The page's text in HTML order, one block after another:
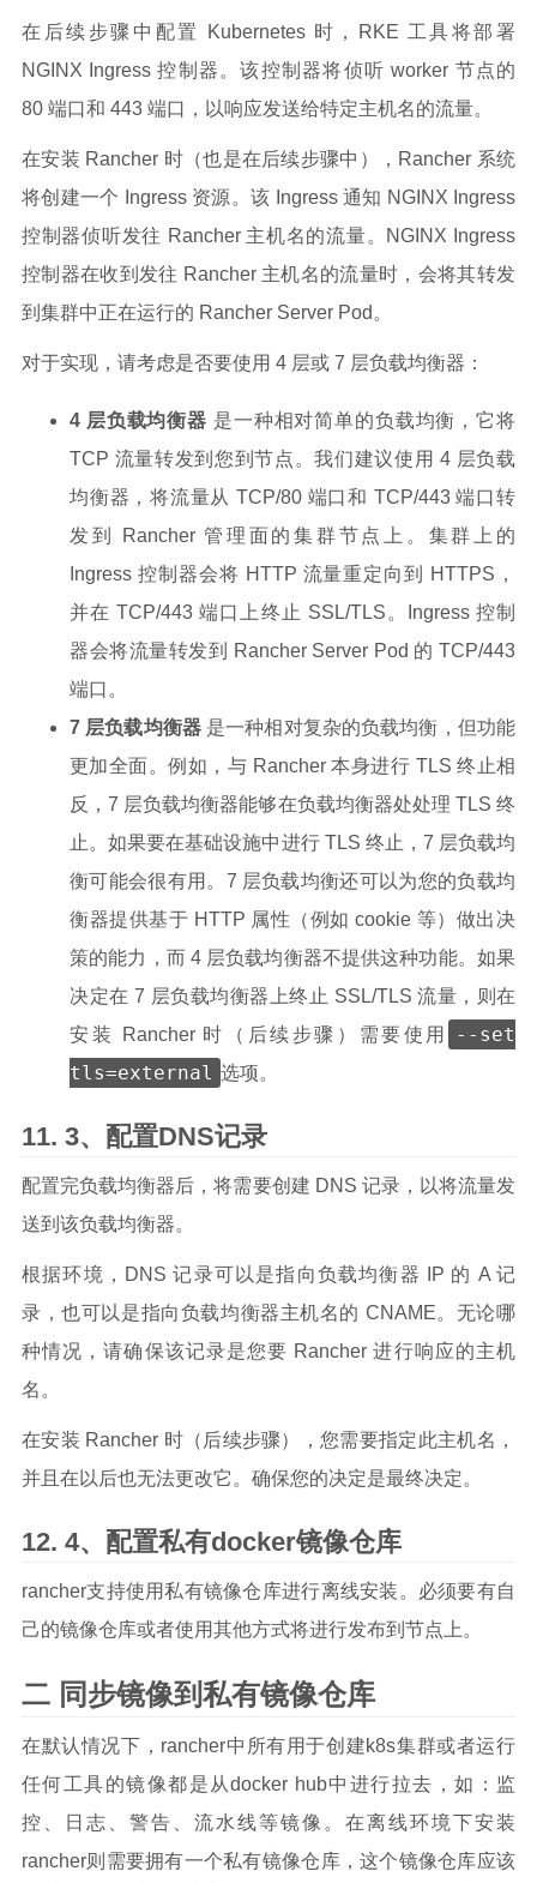
在后续步骤中配置 Kubernetes 时，RKE 工具将部署
NGINX Ingress 控制器。该控制器将侦听 worker 节点的
80 端口和 443 端口，以响应发送给特定主机名的流量。
在安装 Rancher 时（也是在后续步骤中），Rancher 系统
将创建一个 Ingress 资源。该 Ingress 通知 NGINX Ingress
控制器侦听发往 Rancher 主机名的流量。NGINX Ingress
控制器在收到发往 Rancher 主机名的流量时，会将其转发
到集群中正在运行的 Rancher Server Pod。
对于实现，请考虑是否要使用 4 层或 7 层负载均衡器：
4 层负载均衡器 是一种相对简单的负载均衡，它将
TCP 流量转发到您到节点。我们建议使用 4 层负载
均衡器，将流量从 TCP/80 端口和 TCP/443 端口转
发到 Rancher 管理面的集群节点上。集群上的
Ingress 控制器会将 HTTP 流量重定向到 HTTPS，
并在 TCP/443 端口上终止 SSL/TLS。Ingress 控制
器会将流量转发到 Rancher Server Pod 的 TCP/443
端口。
7 层负载均衡器是一种相对复杂的负载均衡，但功能
更加全面。例如，与 Rancher 本身进行 TLS 终止相
反，7 层负载均衡器能够在负载均衡器处处理 TLS 终
止。如果要在基础设施中进行 TLS 终止，7 层负载均
衡可能会很有用。7 层负载均衡还可以为您的负载均
衡器提供基于 HTTP 属性（例如 cookie 等）做出决
策的能力，而 4 层负载均衡器不提供这种功能。如果
决定在 7 层负载均衡器上终止 SSL/TLS 流量，则在
安装 Rancher 时（后续步骤）需要使用
--set
tls=external 选项。
3、配置DNS记录
配置完负载均衡器后，将需要创建 DNS 记录，以将流量发
送到该负载均衡器。
根据环境，DNS 记录可以是指向负载均衡器 IP 的 A 记
录，也可以是指向负载均衡器主机名的 CNAME。无论哪
种情况，请确保该记录是您要 Rancher 进行响应的主机
名。
在安装 Rancher 时（后续步骤），您需要指定此主机名，
并且在以后也无法更改它。确保您的决定是最终决定。
4、配置私有docker镜像仓库
rancher支持使用私有镜像仓库进行离线安装。必须要有自
己的镜像仓库或者使用其他方式将进行发布到节点上。
二 同步镜像到私有镜像仓库
在默认情况下，rancher中所有用于创建k8s集群或者运行
任何工具的镜像都是从docker hub中进行拉去，如：监
控、日志、警告、流水线等镜像。在离线环境下安装
rancher则需要拥有一个私有镜像仓库，这个镜像仓库应该